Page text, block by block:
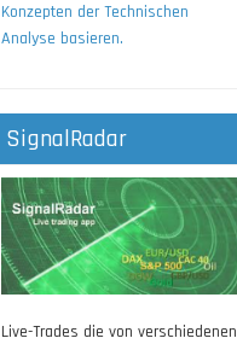
Konzepten der Technischen
Analyse basieren.
SignalRadar
Live-Trades die von verschiedenen